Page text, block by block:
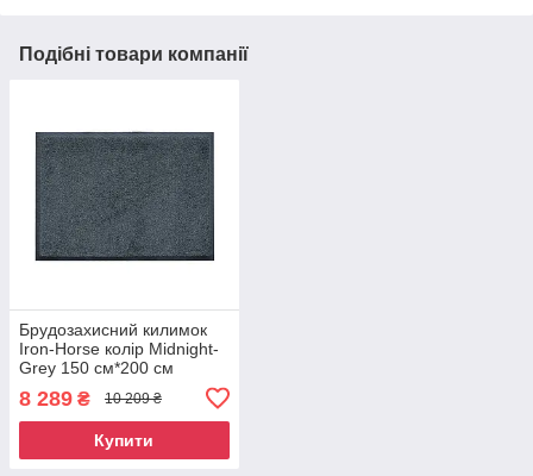
Подібні товари компанії
Брудозахисний килимок
Iron-Horse колір Midnight-
Grey 150 см*200 см
8 289 ₴ 10 209 ₴
Купити